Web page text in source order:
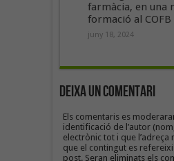
farmàcia, en una
formació al COFB
juny 18, 2024
Deixa un Comentari
Els comentaris es
identificació de l’autor
electrònic tot i que l’adreça
que el contingut es
post. Seran eliminats els